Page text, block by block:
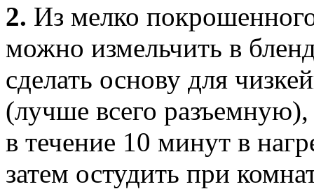
2. Из мелко
можно измельчить в
сделать основу для
(лучше всего
в течение 10 минут в
затем остудить при